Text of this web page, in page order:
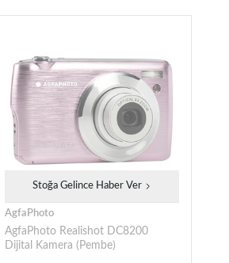
Stoğa Gelince Haber Ver
AgfaPhoto
AgfaPhoto Realishot DC8200
Dijital Kamera (Pembe)